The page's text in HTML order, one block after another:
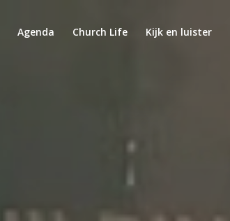
Agenda Church Life Kijk en luister